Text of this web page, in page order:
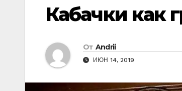
Кабачки как
От Andrii
ИЮН 14, 2019